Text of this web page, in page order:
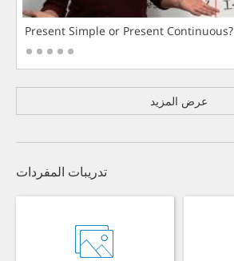
Present Simple or Present Continuous?
عرض المزيد
تدريبات المفردات